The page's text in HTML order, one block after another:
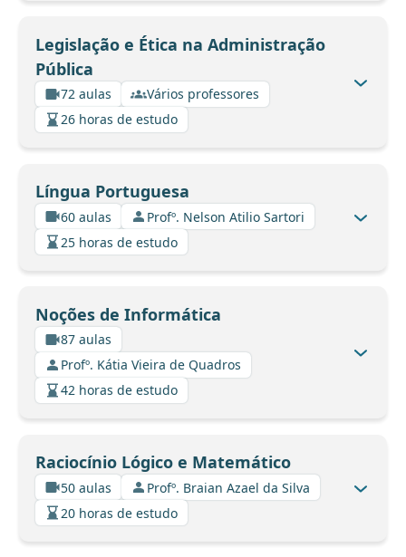
Legislação e Ética na Administração
Pública
72 aulas
Vários professores
26 horas de estudo
Língua Portuguesa
60 aulas
Profº. Nelson Atilio Sartori
25 horas de estudo
Noções de Informática
87 aulas
Profº. Kátia Vieira de Quadros
42 horas de estudo
Raciocínio Lógico e Matemático
50 aulas
Profº. Braian Azael da Silva
20 horas de estudo